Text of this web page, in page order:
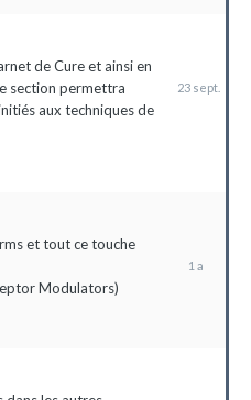
de Cure et ainsi en
section permettra
aux techniques de
2023
et tout ce touche
Modulators)
2022